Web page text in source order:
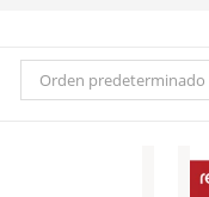
Orden predeterminado